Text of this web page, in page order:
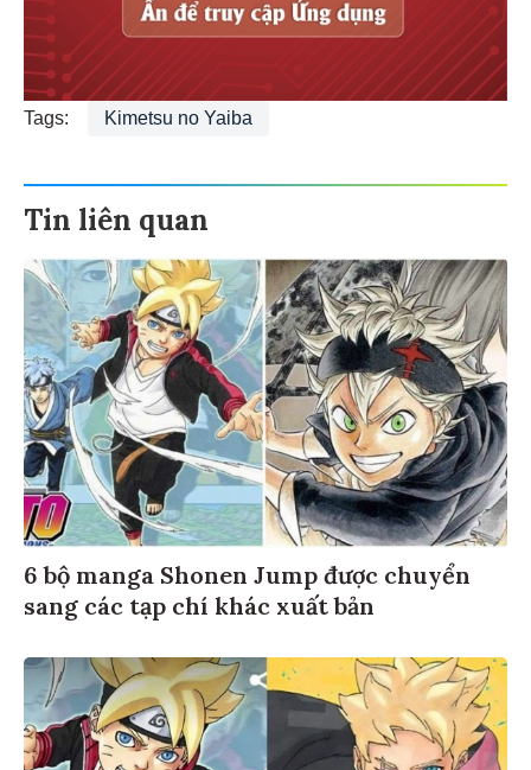
Tags: Kimetsu no Yaiba
Tin liên quan
6 bộ manga Shonen Jump được chuyển
sang các tạp chí khác xuất bản